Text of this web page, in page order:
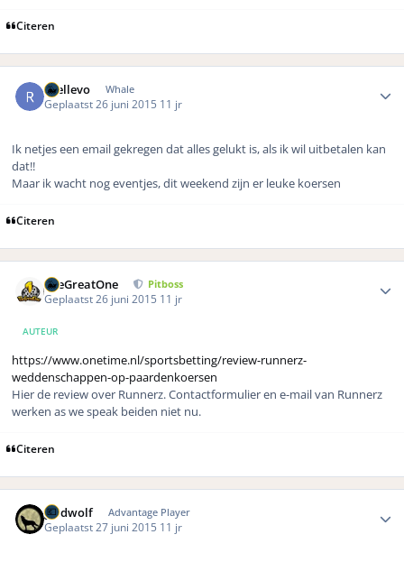
Citeren
rhellevo Whale
Geplaatst 26 juni 2015 11 jr
Ik netjes een email gekregen dat alles gelukt is, als ik wil uitbetalen kan
dat!!
Maar ik wacht nog eventjes, dit weekend zijn er leuke koersen
Citeren
TheGreatOne Pitboss
Geplaatst 26 juni 2015 11 jr
AUTEUR
https://www.onetime.nl/sportsbetting/review-runnerz-
weddenschappen-op-paardenkoersen
Hier de review over Runnerz. Contactformulier en e-mail van Runnerz
werken as we speak beiden niet nu.
Citeren
geldwolf Advantage Player
Geplaatst 27 juni 2015 11 jr